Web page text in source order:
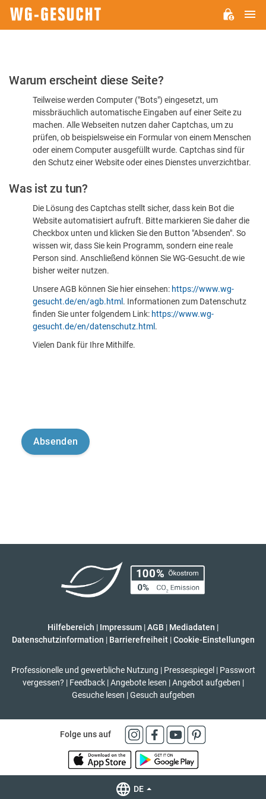
Bitte
dass
sind
Warum erscheint diese Seite?
Teilweise werden Computer ("Bots") eingesetzt, um
missbräuchlich automatische Eingaben auf einer Seite zu
machen. Alle Webseiten nutzen daher Captchas, um zu
prüfen, ob beispielsweise ein Formular von einem Menschen
oder einem Computer ausgefüllt wurde. Captchas sind für
den Schutz einer Website oder eines Dienstes unverzichtbar.
Was ist zu tun?
Die Lösung des Captchas stellt sicher, dass kein Bot die
Website automatisiert aufruft. Bitte markieren Sie daher die
Checkbox unten und klicken Sie den Button "Absenden". So
wissen wir, dass Sie kein Programm, sondern eine reale
Person sind. Anschließend können Sie WG-Gesucht.de wie
bisher weiter nutzen.
Unsere AGB können Sie hier einsehen: https://www.wg-
gesucht.de/en/agb.html . Informationen zum Datenschutz
finden Sie unter folgendem Link: https://www.wg-
gesucht.de/en/datenschutz.html .
Vielen Dank für Ihre Mithilfe.
Hilfebereich | Impressum |AGB | Mediadaten |
Datenschutzinformation | Barrierefreiheit | Cookie-Einstellungen
Professionelle und gewerbliche Nutzung | Pressespiegel | Passwort
vergessen? | Feedback | Angebote lesen | Angebot aufgeben |
Gesuche lesen | Gesuch aufgeben
Folge uns auf
DE